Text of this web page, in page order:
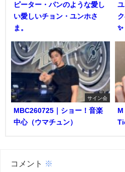
ピーター・パンのような愛し
い愛しいチョン・ユンホさ
ま。
✨️
サイン会
MBC260725｜ショー！音楽
中心（ウマチュン）
コメント ※